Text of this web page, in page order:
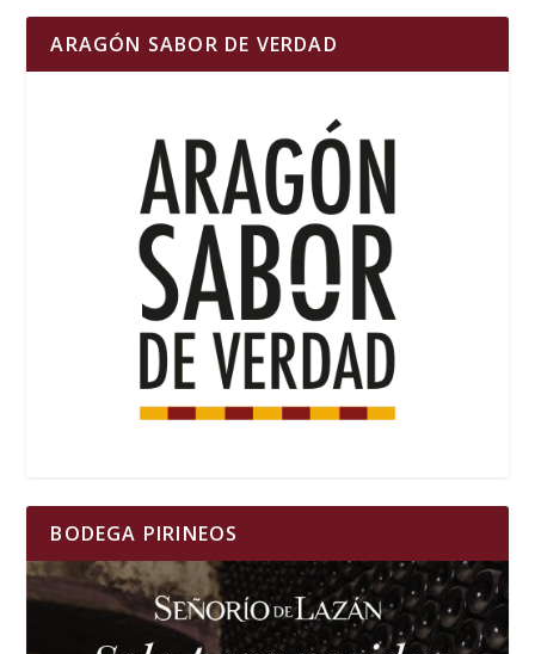
ARAGÓN SABOR DE VERDAD
BODEGA PIRINEOS